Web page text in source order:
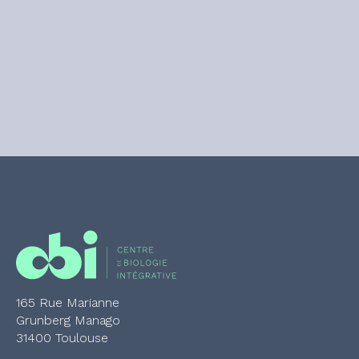
165 Rue Marianne
Grunberg Manago
31400 Toulouse